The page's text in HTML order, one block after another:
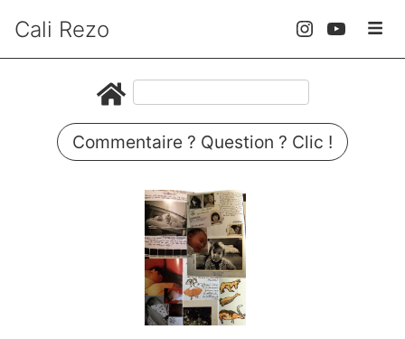
Cali Rezo
Commentaire ? Question ? Clic !